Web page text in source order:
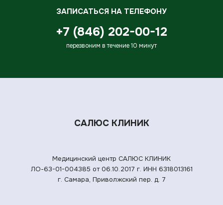
ЗАПИСАТЬСЯ НА ТЕЛЕФОНУ
+7 (846) 202-00-12
перезвоним в течение 10 минут
САЛЮС КЛИНИК
Медицинский центр САЛЮС КЛИНИК
ЛО-63-01-004385 от 06.10.2017 г. ИНН 6318013161
г. Самара, Приволжский пер. д. 7